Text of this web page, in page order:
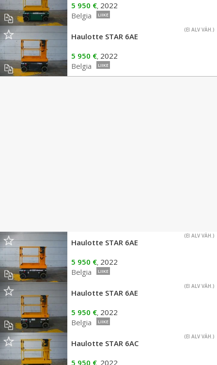
5 950 €, 2022
Belgia
LIIKE
(EI ALV VÄH.)
Haulotte STAR 6AE
5 950 €, 2022
Belgia
LIIKE
(EI ALV VÄH.)
Haulotte STAR 6AE
5 950 €, 2022
Belgia
LIIKE
(EI ALV VÄH.)
Haulotte STAR 6AE
5 950 €, 2022
Belgia
LIIKE
(EI ALV VÄH.)
Haulotte STAR 6AC
5 950 € 2022